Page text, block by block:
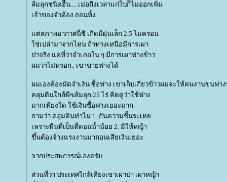
ล้มลุกชนิดอืืน.... เม่อถึงเวลาแก่ใบก็ไม่ออกเพิ่ม
เจ้าของจำต้อง ถอนทิ้ง
ต่สภาพอากาศนี่ซิ เกิดมีฝุ่นเล็ก 2.5 ไมครอน
ช่เปล่ามาจากไหน ถ้าทางเหนือมีการเผา
ป่าจริง แต่ที่ว่าอำเภอใน ๆ มีการเผาฟางข้าว
ผมว่าไม่หรอก.. เขาขายฟางได้
ผมเองต้องมัดจำเงิน ซื้อฟาง เขาเก็บเกี่ยวข้าวผมจะให้คนงานขนฟา
คลุมดินใกล้พืฃล้มลุก 25 ไร่ คิดดูว่าใช้ฟาง
มากเพียงใด ใช้เงินซื้อฟางเยอะมาก
ถามว่า คลุมดินทำไม 1. กันความชื้นระเห
เพราะพืนที่เป็นที่ดอนน้ำน้อย 2. มิให้หญ้า
ขึ้นต้องจ้างแรงงานมาถอนเสียเงินเยอะ
จากประสพการณ์เองครับ
ส่วนที่ว่า ประเทศใกล้เคียงเขาเผาป่า เผาหญ้า